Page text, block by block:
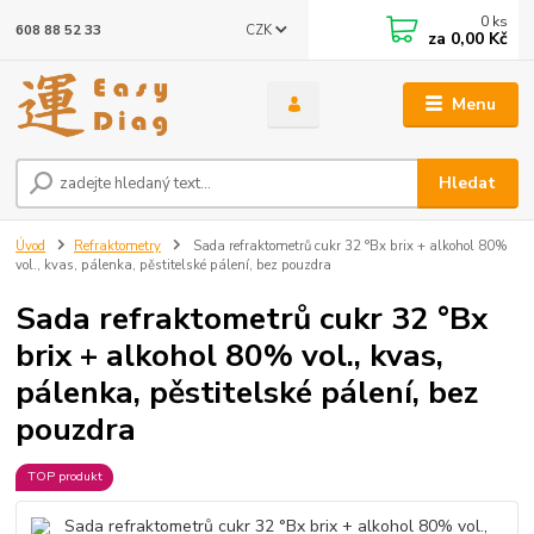
Menu
CZK
Hledat
608 88 52 33 0 ks
za 0,00 Kč
Úvod Refraktometry
Sada refraktometrů cukr 32 °Bx brix + alkohol 80%
vol., kvas, pálenka, pěstitelské pálení, bez pouzdra
Sada refraktometrů cukr 32 °Bx
brix + alkohol 80% vol., kvas,
pálenka, pěstitelské pálení, bez
pouzdra
TOP produkt